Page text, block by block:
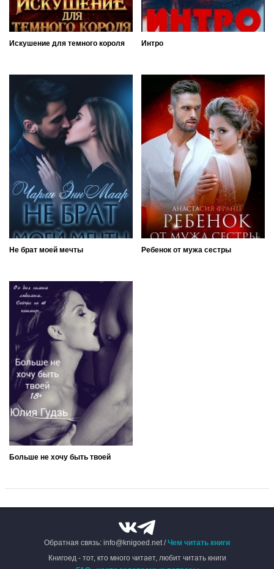
Искушение для темного короля Интро
Не брат моей мечты Ребенок от мужа сестры
Больше не хочу быть твоей
Обратная связь: info@knigoed.net /Чем читать книги
Книгоед - тот, кто много читает, любит читать книги